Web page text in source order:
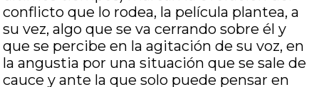
conflicto que lo rodea, la película plantea, a
su vez, algo que se va cerrando sobre él y
que se percibe en la agitación de su voz, en
la angustia por una situación que se sale de
cauce y ante la que solo puede pensar en